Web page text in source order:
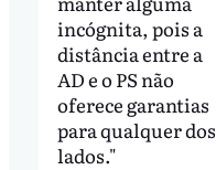
incógnita, pois a
distância entre a
AD e o PS não
oferece garantias
para qualquer dos
lados."